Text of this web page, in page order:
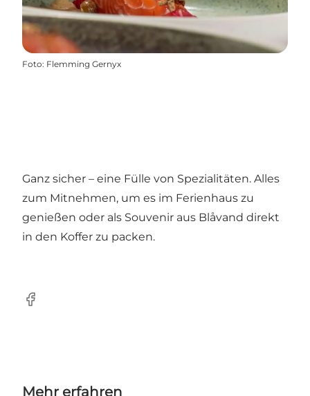
Foto: Flemming Gernyx
Ganz sicher – eine Fülle von Spezialitäten. Alles
zum Mitnehmen, um es im Ferienhaus zu
genießen oder als Souvenir aus Blåvand direkt
in den Koffer zu packen.
Facebook
Mehr erfahren